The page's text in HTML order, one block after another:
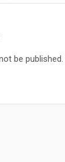
be published.